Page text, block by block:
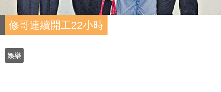
修哥連續開工22小時
娛樂